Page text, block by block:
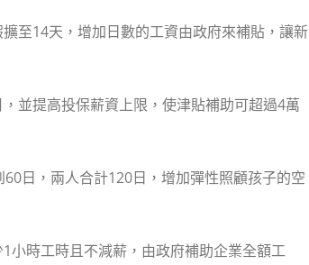
至14天，增加日數的工資由政府來補貼，讓新
並提高投保薪資上限，使津貼補助可超過4萬
日，兩人合計120日，增加彈性照顧孩子的空
小時工時且不減薪，由政府補助企業全額工